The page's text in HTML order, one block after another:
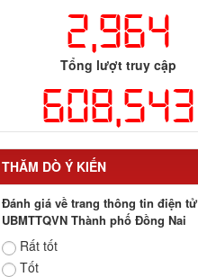
2,964
Tổng lượt truy cập
608,543
THĂM DÒ Ý KIẾN
Đánh giá về trang thông tin điện tử
UBMTTQVN Thành phố Đồng Nai
Rất tốt
Tốt